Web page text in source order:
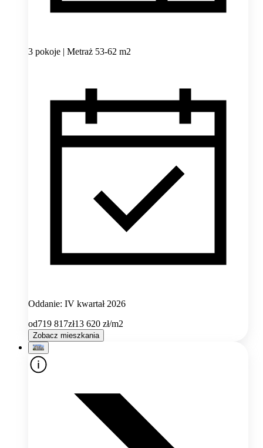
3 pokoje | Metraż 53-62 m2
Oddanie: IV kwartał 2026
od719 817zł13 620 zł/m2
Zobacz mieszkania